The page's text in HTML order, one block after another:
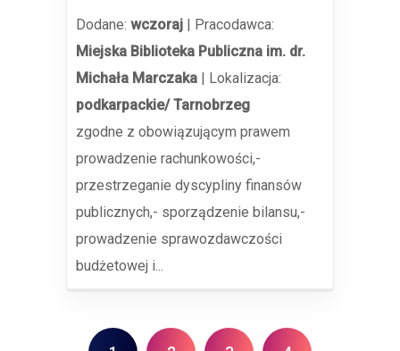
Dodane: wczoraj | Pracodawca:
Miejska Biblioteka Publiczna im. dr.
Michała Marczaka | Lokalizacja:
podkarpackie/ Tarnobrzeg
zgodne z obowiązującym prawem
prowadzenie rachunkowości,-
przestrzeganie dyscypliny finansów
publicznych,- sporządzenie bilansu,-
prowadzenie sprawozdawczości
budżetowej i...